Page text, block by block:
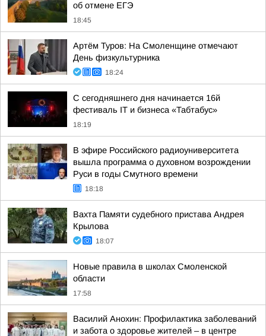
об отмене ЕГЭ
18:45
Артём Туров: На Смоленщине отмечают
День физкультурника
18:24
С сегодняшнего дня начинается 16й
фестиваль IT и бизнеса «Табтабус»
18:19
В эфире Российского радиоуниверситета
вышла программа о духовном возрождении
Руси в годы Смутного времени
18:18
Вахта Памяти судебного пристава Андрея
Крылова
18:07
Новые правила в школах Смоленской
области
17:58
Василий Анохин: Профилактика заболеваний
и забота о здоровье жителей – в центре